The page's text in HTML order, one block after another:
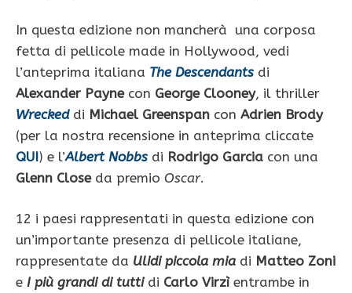
In questa edizione non mancherà una corposa
fetta di pellicole made in Hollywood, vedi
l’anteprima italiana The Descendants di
Alexander Paynecon George Clooney, il thriller
Wreckeddi Michael Greenspan con Adrien Brody
(per la nostra recensione in anteprima cliccate
QUI) e l’Albert Nobbs di Rodrigo Garcia con una
Glenn Closeda premio Oscar.
12 i paesi rappresentati in questa edizione con
un’importante presenza di pellicole italiane,
rappresentate da Ulidi piccola mia di Matteo Zoni
e I più grandi di tuttidi Carlo Virzìentrambe in